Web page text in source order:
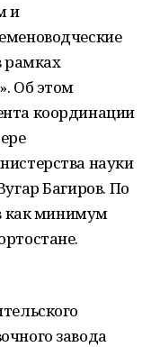
и
рамках
Об этом
координации
науки
Багиров. По
как минимум
завода